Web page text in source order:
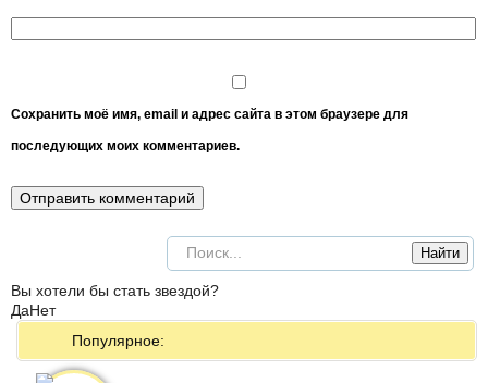
Сохранить моё имя, email и адрес сайта в этом браузере для
последующих моих комментариев.
Вы хотели бы стать звездой?
ДаНет
Популярное: